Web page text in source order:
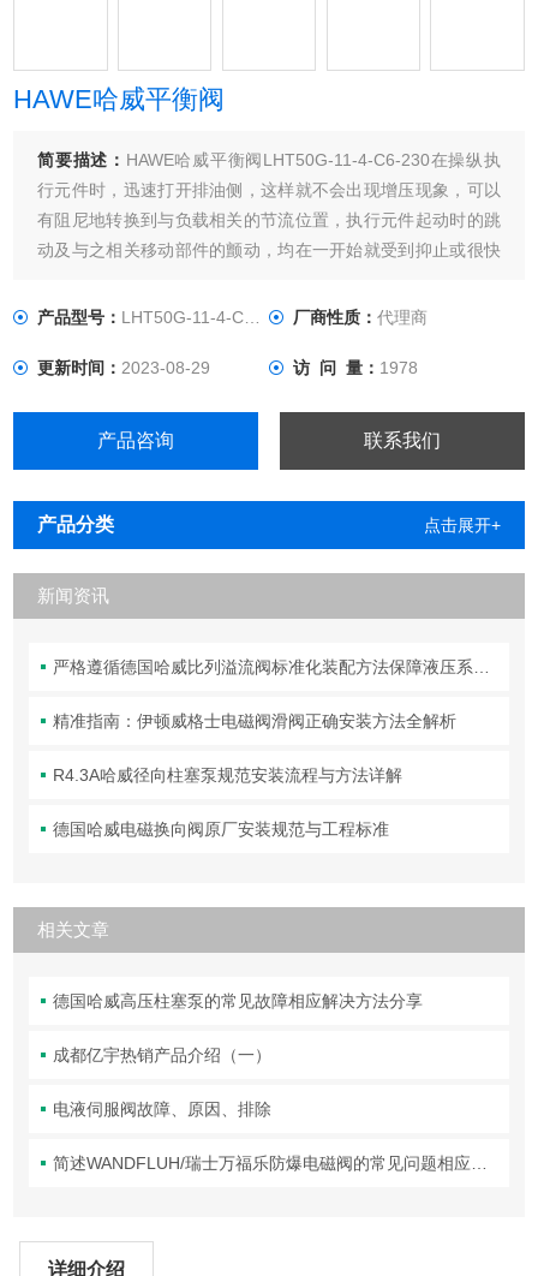
HAWE哈威平衡阀
简要描述： HAWE哈威平衡阀LHT50G-11-4-C6-230在操纵执
行元件时，迅速打开排油侧，这样就不会出现增压现象，可以
有阻尼地转换到与负载相关的节流位置，执行元件起动时的跳
动及与之相关移动部件的颤动，均在一开始就受到抑止或很快
关的可调节流实现的。节流作用在一定的范围内有变化并可与
产品型号： LHT50G-11-4-C6-230 厂商性质： 代理商
更新时间：2023-08-29 访 问 量： 1978
产品咨询 联系我们
产品分类 点击展开+
新闻资讯
严格遵循德国哈威比列溢流阀标准化装配方法保障液压系统压力调控精准可靠
精准指南：伊顿威格士电磁阀滑阀正确安装方法全解析
R4.3A哈威径向柱塞泵规范安装流程与方法详解
德国哈威电磁换向阀原厂安装规范与工程标准
相关文章
德国哈威高压柱塞泵的常见故障相应解决方法分享
成都亿宇热销产品介绍（一）
电液伺服阀故障、原因、排除
简述WANDFLUH/瑞士万福乐防爆电磁阀的常见问题相应解决方法
详细介绍